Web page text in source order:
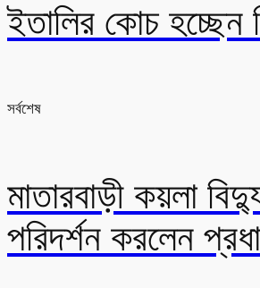
ইতালির কোচ হচ্ছেন
সর্বশেষ
মাতারবাড়ী কয়লা
পরিদর্শন করলেন